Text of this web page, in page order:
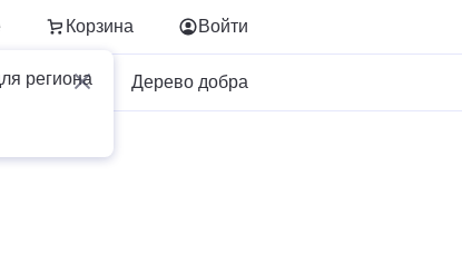
Корзина
региона
Войти
бизнеса Дерево добра